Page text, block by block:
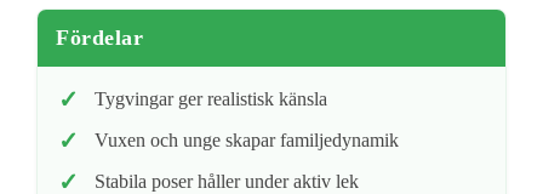
Fördelar
Tygvingar ger realistisk känsla
Vuxen och unge skapar familjedynamik
Stabila poser håller under aktiv lek